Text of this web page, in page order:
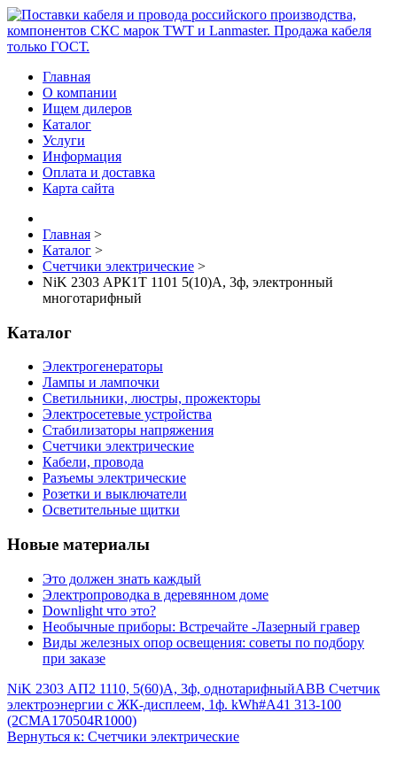
Главная
О компании
Ищем дилеров
Каталог
Услуги
Информация
Оплата и доставка
Карта сайта
Главная >
Каталог >
Счетчики электрические >
NiK 2303 АРК1Т 1101 5(10)А, 3ф, электронный
многотарифный
Каталог
Электрогенераторы
Лампы и лампочки
Светильники, люстры, прожекторы
Электросетевые устройства
Стабилизаторы напряжения
Счетчики электрические
Кабели, провода
Разъемы электрические
Розетки и выключатели
Осветительные щитки
Новые материалы
Это должен знать каждый
Электропроводка в деревянном доме
Downlight что это?
Необычные приборы: Встречайте -Лазерный гравер
Виды железных опор освещения: советы по подбору
при заказе
NiK 2303 АП2 1110, 5(60)А, 3ф, однотарифныйABB Счетчик
электроэнергии с ЖК-дисплеем, 1ф. kWh#A41 313-100
(2CMA170504R1000)
Вернуться к: Счетчики электрические